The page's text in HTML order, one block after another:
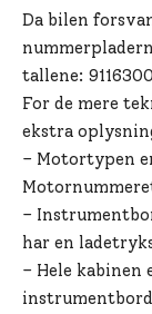
Da bilen
tallene:
For de mere
ekstra
– Motortypen
–
har en
– Hele